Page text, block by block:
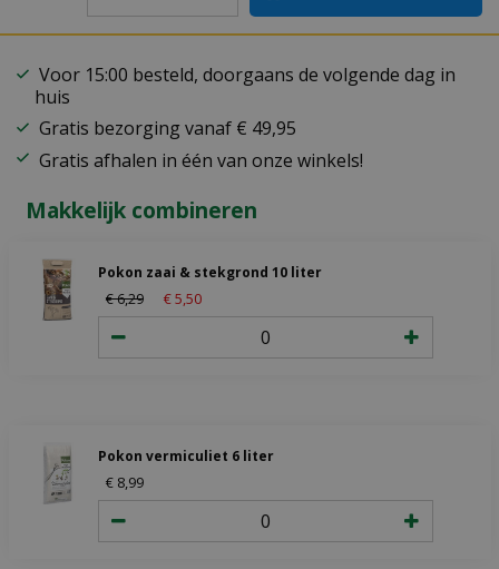
Voor 15:00 besteld, doorgaans de volgende dag in
huis
Gratis bezorging vanaf € 49,95
Gratis afhalen in één van onze winkels!
Makkelijk combineren
Pokon zaai & stekgrond 10 liter
€6,29 €5 50
Pokon vermiculiet 6 liter
€ 8 99